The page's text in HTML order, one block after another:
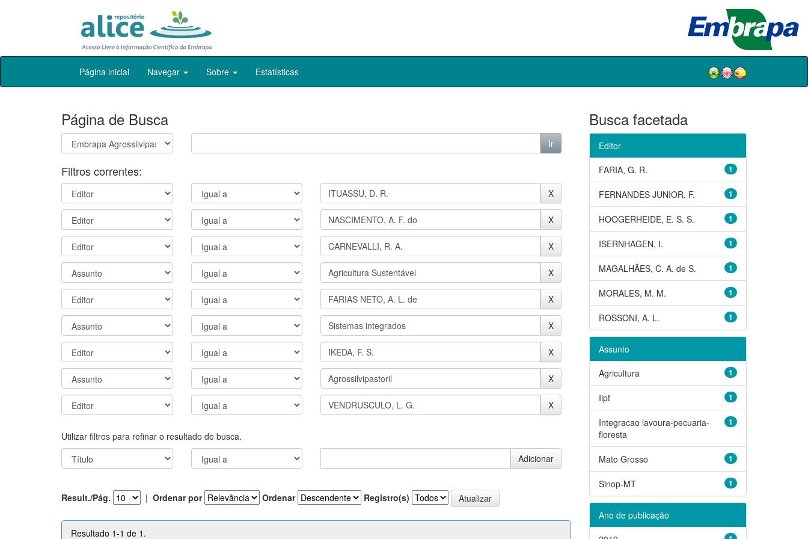
Skip
Página inicial Navegar Sobre Estatísticas
Página de Busca
Filtros correntes:
Utilizar filtros para refinar o resultado de busca.
Result./Pág. | Ordenar por Ordenar Registro(s)
Resultado 1-1 de 1.
Busca facetada
Editor
1
FARIA, G. R.
1
FERNANDES JUNIOR, F.
1
HOOGERHEIDE, E. S. S.
1
ISERNHAGEN, I.
1
MAGALHÃES, C. A. de S.
1
MORALES, M. M.
1
ROSSONI, A. L.
Assunto
1
Agricultura
1
Ilpf
1
Integracao lavoura-pecuaria-
floresta
1
Mato Grosso
1
Sinop-MT
Ano de publicação